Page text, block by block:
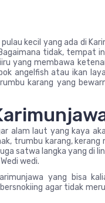
kecil yang ada di
tidak, tempat
yang membawa
angelfish atau ikan
karang yang
alam laut yang kaya
trumbu karang, kerang
satwa langka yang di
wedi.
yang bisa
agar tidak